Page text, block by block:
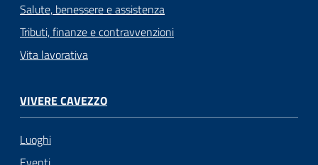
Salute, benessere e assistenza
Tributi, finanze e contravvenzioni
Vita lavorativa
VIVERE CAVEZZO
Luoghi